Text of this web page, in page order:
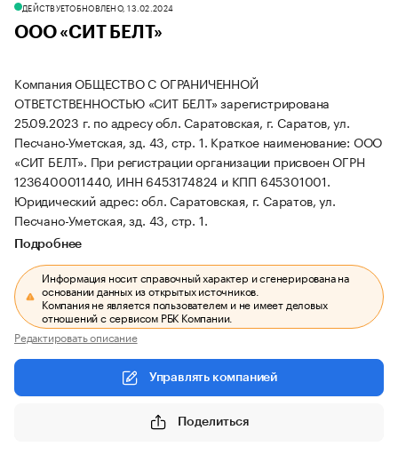
ДЕЙСТВУЕТОБНОВЛЕНО, 13.02.2024
ООО «СИТ БЕЛТ»
Компания ОБЩЕСТВО С ОГРАНИЧЕННОЙ
ОТВЕТСТВЕННОСТЬЮ «СИТ БЕЛТ» зарегистрирована
25.09.2023 г. по адресу обл. Саратовская, г. Саратов, ул.
Песчано-Уметская, зд. 43, стр. 1. Краткое наименование: ООО
«СИТ БЕЛТ». При регистрации организации присвоен ОГРН
1236400011440, ИНН 6453174824 и КПП 645301001.
Юридический адрес: обл. Саратовская, г. Саратов, ул.
Песчано-Уметская, зд. 43, стр. 1.
Подробнее
Информация носит справочный характер и сгенерирована на
основании данных из открытых источников.
Компания не является пользователем и не имеет деловых
отношений с сервисом РБК Компании.
Редактировать описание
Управлять компанией
Поделиться